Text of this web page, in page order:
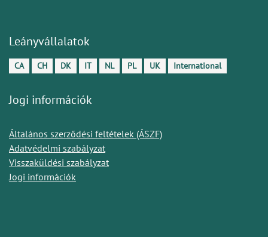
Leányvállalatok
CA CH DK IT NL PL UK International
Jogi információk
Általános szerződési feltételek (ÁSZF)
Adatvédelmi szabályzat
Visszaküldési szabályzat
Jogi információk